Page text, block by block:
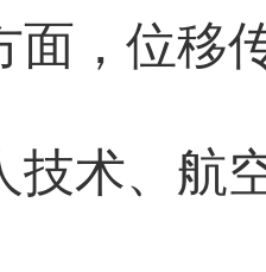
面，位移
技术、航